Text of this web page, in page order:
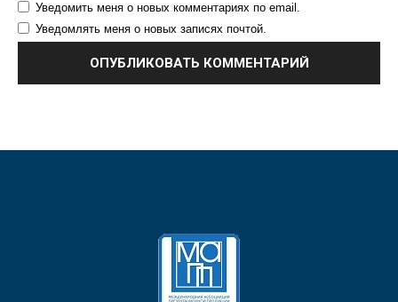
Уведомить меня о новых комментариях по email.
Уведомлять меня о новых записях почтой.